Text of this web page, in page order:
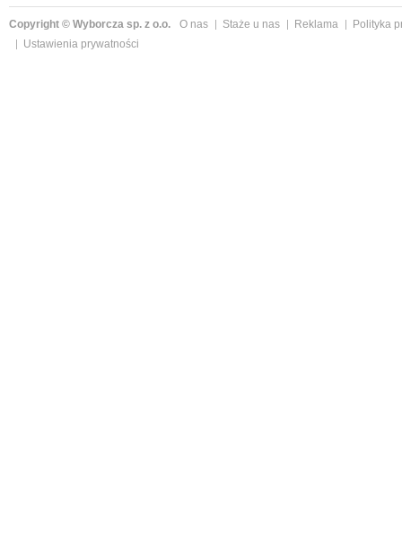
Copyright © Wyborcza sp. z o.o. O nas Staże u nas Reklama
Polityka
Ustawienia prywatności